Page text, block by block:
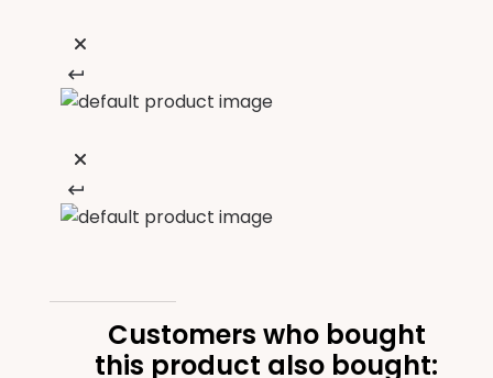
Customers who bought
this product also bought: